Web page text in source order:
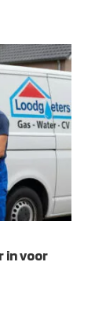
in voor